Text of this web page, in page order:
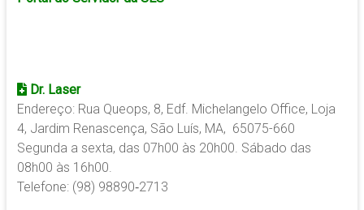
Dr. Laser
Endereço: Rua Queops, 8, Edf. Michelangelo Office, Loja
4, Jardim Renascença, São Luís, MA, 65075-660
Segunda a sexta, das 07h00 às 20h00. Sábado das
08h00 às 16h00.
Telefone: (98) 98890‑2713‬